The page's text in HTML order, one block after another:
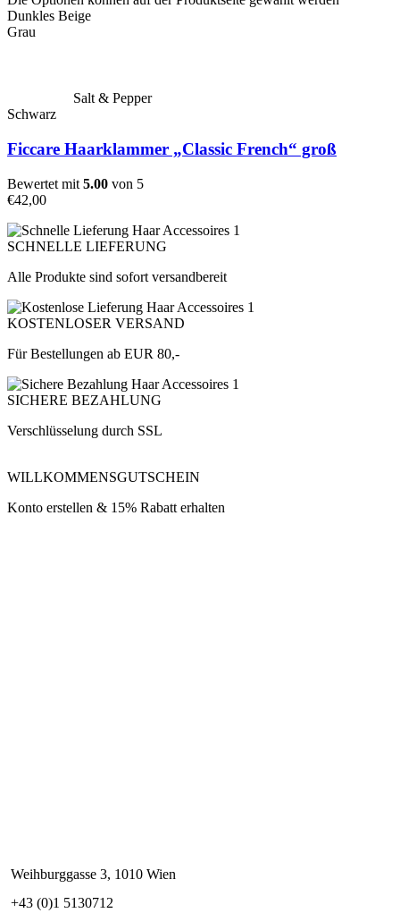
Dunkles Beige
Grau
Salt & Pepper
Schwarz
Ficcare Haarklammer „Classic French“ groß
Bewertet mit 5.00 von 5
€42,00
SCHNELLE LIEFERUNG
Alle Produkte sind sofort versandbereit
KOSTENLOSER VERSAND
Für Bestellungen ab EUR 80,-
SICHERE BEZAHLUNG
Verschlüsselung durch SSL
WILLKOMMENSGUTSCHEIN
Konto erstellen & 15% Rabatt erhalten
Weihburggasse 3, 1010 Wien
+43 (0)1 5130712